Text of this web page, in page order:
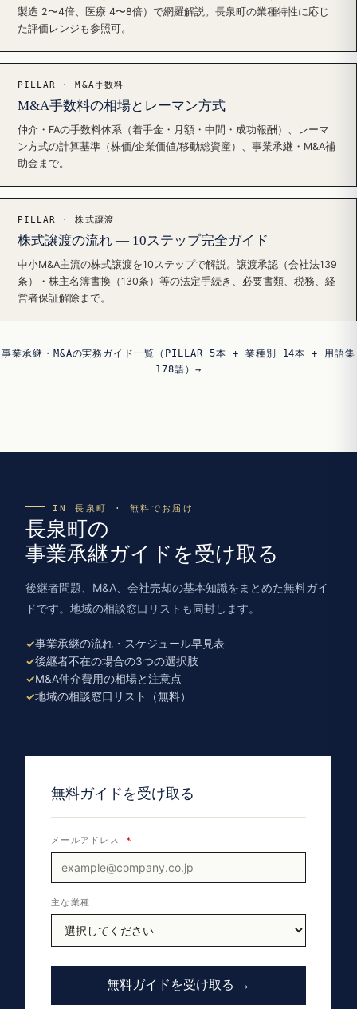
製造 2〜4倍、医療 4〜8倍）で網羅解説。長泉町の業種特性に応じ
た評価レンジも参照可。
PILLAR · M&A手数料
M&A手数料の相場とレーマン方式
仲介・FAの手数料体系（着手金・月額・中間・成功報酬）、レーマ
ン方式の計算基準（株価/企業価値/移動総資産）、事業承継・M&A補
助金まで。
PILLAR · 株式譲渡
株式譲渡の流れ — 10ステップ完全ガイド
中小M&A主流の株式譲渡を10ステップで解説。譲渡承認（会社法139
条）・株主名簿書換（130条）等の法定手続き、必要書類、税務、経
営者保証解除まで。
事業承継・M&Aの実務ガイド一覧（PILLAR 5本 + 業種別 14本 + 用語集
178語）→
IN 長泉町 · 無料でお届け
長泉町の
事業承継ガイドを受け取る
後継者問題、M&A、会社売却の基本知識をまとめた無料ガイ
ドです。地域の相談窓口リストも同封します。
事業承継の流れ・スケジュール早見表
後継者不在の場合の3つの選択肢
M&A仲介費用の相場と注意点
地域の相談窓口リスト（無料）
無料ガイドを受け取る
メールアドレス *
主な業種
無料ガイドを受け取る →